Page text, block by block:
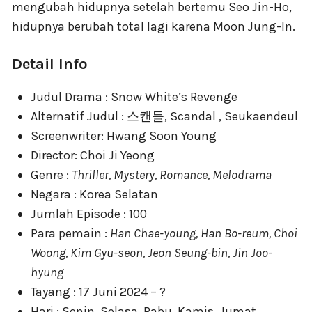
mengubah hidupnya setelah bertemu Seo Jin-Ho,
hidupnya berubah total lagi karena Moon Jung-In.
Detail Info
Judul Drama : Snow White’s Revenge
Alternatif Judul : 스캔들, Scandal , Seukaendeul
Screenwriter: Hwang Soon Young
Director: Choi Ji Yeong
Genre : Thriller, Mystery, Romance, Melodrama
Negara : Korea Selatan
Jumlah Episode : 100
Para pemain : Han Chae-young, Han Bo-reum, Choi
Woong, Kim Gyu-seon, Jeon Seung-bin, Jin Joo-
hyung
Tayang : 17 Juni 2024 – ?